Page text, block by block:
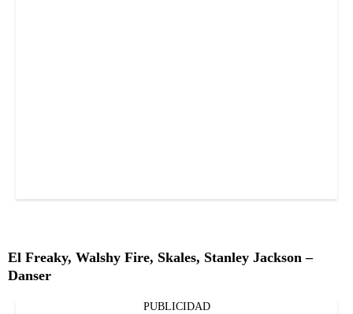
El Freaky, Walshy Fire, Skales, Stanley Jackson –
Danser
PUBLICIDAD